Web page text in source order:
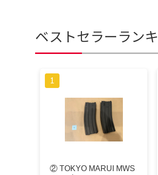
ベストセラーラン
② TOKYO MARUI MWS